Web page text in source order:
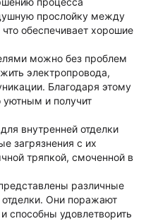
прослойку между
обеспечивает хорошие
можно без проблем
электропровода,
Благодаря этому
и получит
внутренней отделки
загрязнения с их
тряпкой, смоченной в
различные
Они поражают
способны удовлетворить